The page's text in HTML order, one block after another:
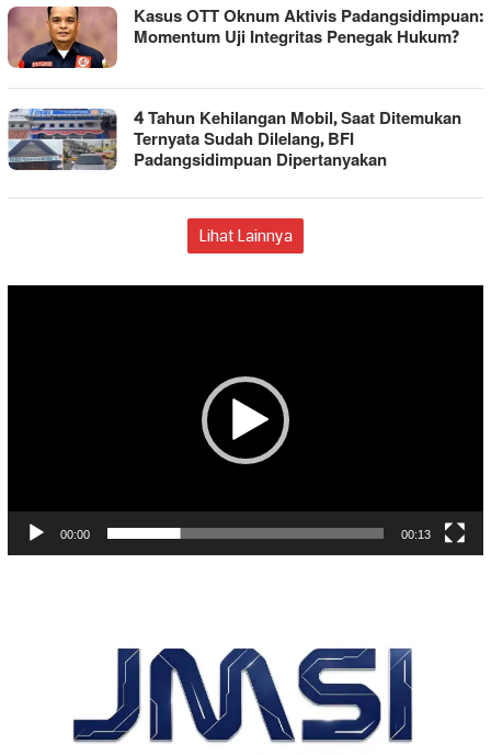
Kasus OTT Oknum Aktivis Padangsidimpuan:
Momentum Uji Integritas Penegak Hukum?
4 Tahun Kehilangan Mobil, Saat Ditemukan
Ternyata Sudah Dilelang, BFI
Padangsidimpuan Dipertanyakan
Lihat Lainnya
00:00 00:13